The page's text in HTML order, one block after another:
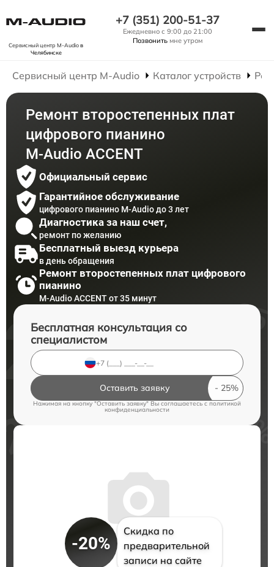
Сервисный центр M-Audioв
Челябинске
+7 (351) 200-51-37
Ежедневно с 9:00 до 21:00
Позвонить мне утром
Сервисный центр M-Audio Каталог устройств
Ремонт второстепенных плат
цифрового пианино
M-Audio ACCENT
Официальный сервис
Гарантийное обслуживание
цифрового пианино M-Audio до 3 лет
Диагностика за наш счет,
ремонт по желанию
Бесплатный выезд курьера
в день обращения
Ремонт второстепенных плат цифрового
пианино
M-Audio ACCENT от 35 минут
Бесплатная консультация со
специалистом
Оставить заявку
Нажимая на кнопку "Оставить заявку" Вы соглашаетесь cполитикой
конфиденциальности
-20%
Скидка по
предварительной
записи на сайте